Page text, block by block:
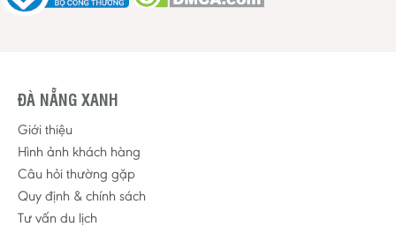
ĐÀ NẴNG XANH
Giới thiệu
Hình ảnh khách hàng
Câu hỏi thường gặp
Quy định & chính sách
Tư vấn du lịch